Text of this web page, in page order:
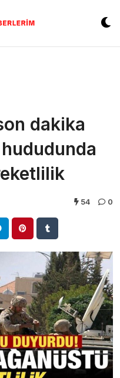
dakika
54 0